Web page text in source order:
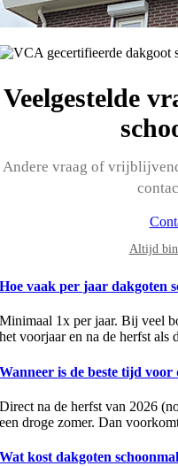
Veelgestelde
Andere vraag of
Altijd
Hoe vaak per jaar dakgoten
Minimaal 1x per jaar. Bij veel
het voorjaar en na de herfst als
Wanneer is de beste tijd
Direct na de herfst van 2026
een droge zomer. Dan
Wat kost dakgoten